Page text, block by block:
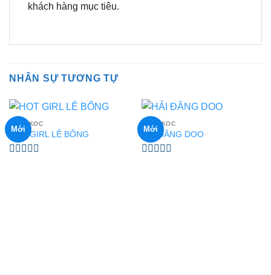
khách hàng mục tiêu.
NHÂN SỰ TƯƠNG TỰ
Mới
KOL - KOC
HOT GIRL LÊ BỐNG
Mới
KOL - KOC
HẢI ĐĂNG DOO